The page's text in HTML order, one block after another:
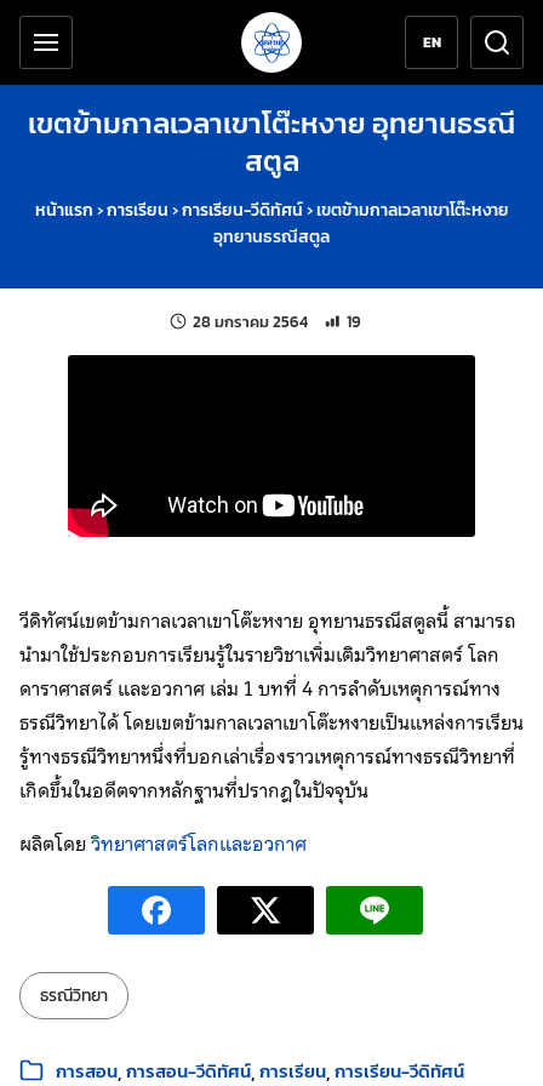
ข้ามไปยังเนื้อหาหลัก
เครื่องมือช่วยเหลือ
EN
เขตข้ามกาลเวลาเขาโต๊ะหงาย อุทยานธรณี
สตูล
หน้าแรก›การเรียน›การเรียน-วีดิทัศน์›เขตข้ามกาลเวลาเขาโต๊ะหงาย
อุทยานธรณีสตูล
28 มกราคม 2564 แก้ไขล่าสุดเมื่อ:
จำนวนการเข้าชม 19 ครั้ง
19
วีดิทัศน์เขตข้ามกาลเวลาเขาโต๊ะหงาย อุทยานธรณีสตูลนี้ สามารถ
นำมาใช้ประกอบการเรียนรู้ในรายวิชาเพิ่มเติมวิทยาศาสตร์ โลก
ดาราศาสตร์ และอวกาศ เล่ม 1 บทที่ 4 การลำดับเหตุการณ์ทาง
ธรณีวิทยาได้ โดยเขตข้ามกาลเวลาเขาโต๊ะหงายเป็นแหล่งการเรียน
รู้ทางธรณีวิทยาหนึ่งที่บอกเล่าเรื่องราวเหตุการณ์ทางธรณีวิทยาที่
เกิดขึ้นในอดีตจากหลักฐานที่ปรากฎในปัจจุบัน
ผลิตโดยวิทยาศาสตร์โลกและอวกาศ
ป้ายกำกับ:
ธรณีวิทยา
หมวดหมู่:
การสอน การสอน-วีดิทัศน์ การเรียน การเรียน-วีดิทัศน์